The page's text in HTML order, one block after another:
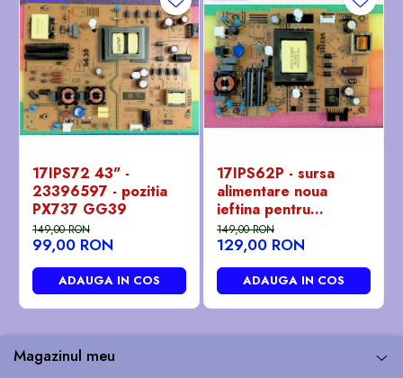
17IPS72 43" -
23396597 - pozitia
PX737 GG39
149,00 RON
99,00 RON
ADAUGA IN COS
17IPS62P - sursa
alimentare noua
ieftina pentru
Panasonic 32" -
23483906 - pozitia
GB101
149,00 RON
129,00 RON
ADAUGA IN COS
Magazinul meu